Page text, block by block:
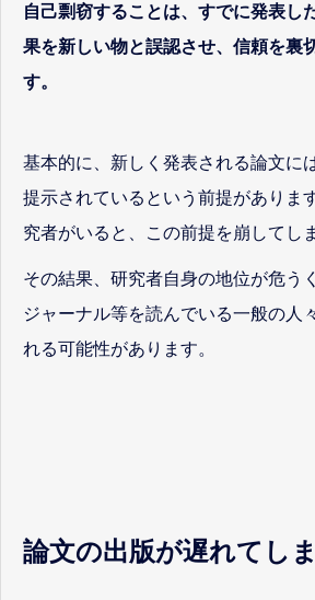
自己剽窃することは、すでに発表し
果を新しい物と誤認させ、信頼を裏
す。
基本的に、新しく発表される論文に
提示されているという前提がありま
究者がいると、この前提を崩してし
その結果、研究者自身の地位が危う
ジャーナル等を読んでいる一般の人
れる可能性があります。
論文の出版が遅れてし